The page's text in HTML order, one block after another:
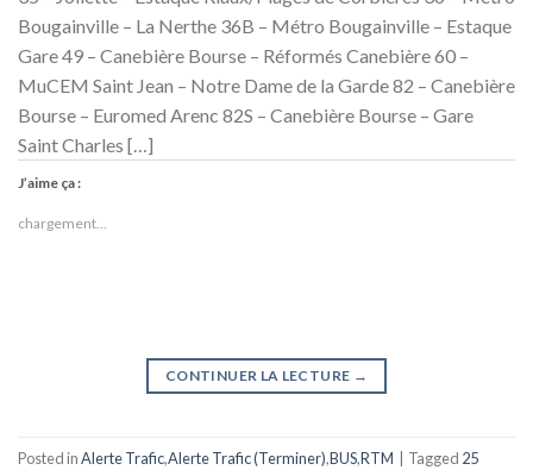
Bougainville – La Nerthe 36B – Métro Bougainville – Estaque
Gare 49 – Canebière Bourse – Réformés Canebière 60 –
MuCEM Saint Jean – Notre Dame de la Garde 82 – Canebière
Bourse – Euromed Arenc 82S – Canebière Bourse – Gare
Saint Charles […]
J’aime ça :
chargement…
CONTINUER LA LECTURE →
Posted inAlerte Trafic,Alerte Trafic (Terminer),BUS,RTM Tagged 25